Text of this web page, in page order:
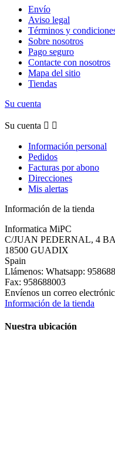
Envío
Aviso legal
Términos y
Sobre nosotros
Pago seguro
Contacte con nosotros
Mapa del sitio
Tiendas
Su cuenta
Su cuenta  
Información personal
Pedidos
Facturas por abono
Direcciones
Mis alertas
Información de la tienda
Informatica MiPC
C/JUAN PEDERNAL, 4
18500 GUADIX
Spain
Llámenos: Whatsapp:
Fax: 958688003
Envíenos un correo
Información de la tienda
Nuestra ubicación